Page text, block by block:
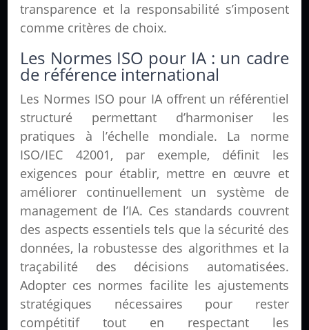
transparence et la responsabilité s’imposent
comme critères de choix.
Les Normes ISO pour IA : un cadre
de référence international
Les Normes ISO pour IA offrent un référentiel
structuré permettant d’harmoniser les
pratiques à l’échelle mondiale. La norme
ISO/IEC 42001, par exemple, définit les
exigences pour établir, mettre en œuvre et
améliorer continuellement un système de
management de l’IA. Ces standards couvrent
des aspects essentiels tels que la sécurité des
données, la robustesse des algorithmes et la
traçabilité des décisions automatisées.
Adopter ces normes facilite les ajustements
stratégiques nécessaires pour rester
compétitif tout en respectant les